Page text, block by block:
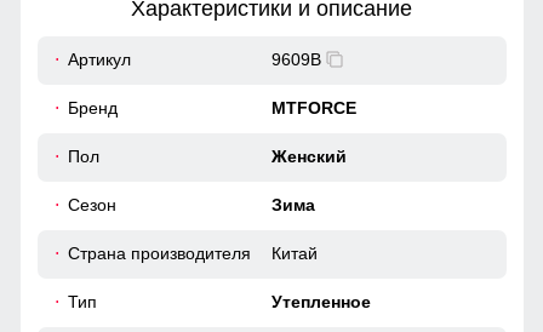
Элегантный пояс с шлевками подчеркните вашу талию и
Высокий воротник и регулируемые манжеты защищают от
Характеристики и описание
Артикул 9609B
Бренд MTFORCE
Пол Женский
Сезон Зима
Страна производителя Китай
Тип Утепленное